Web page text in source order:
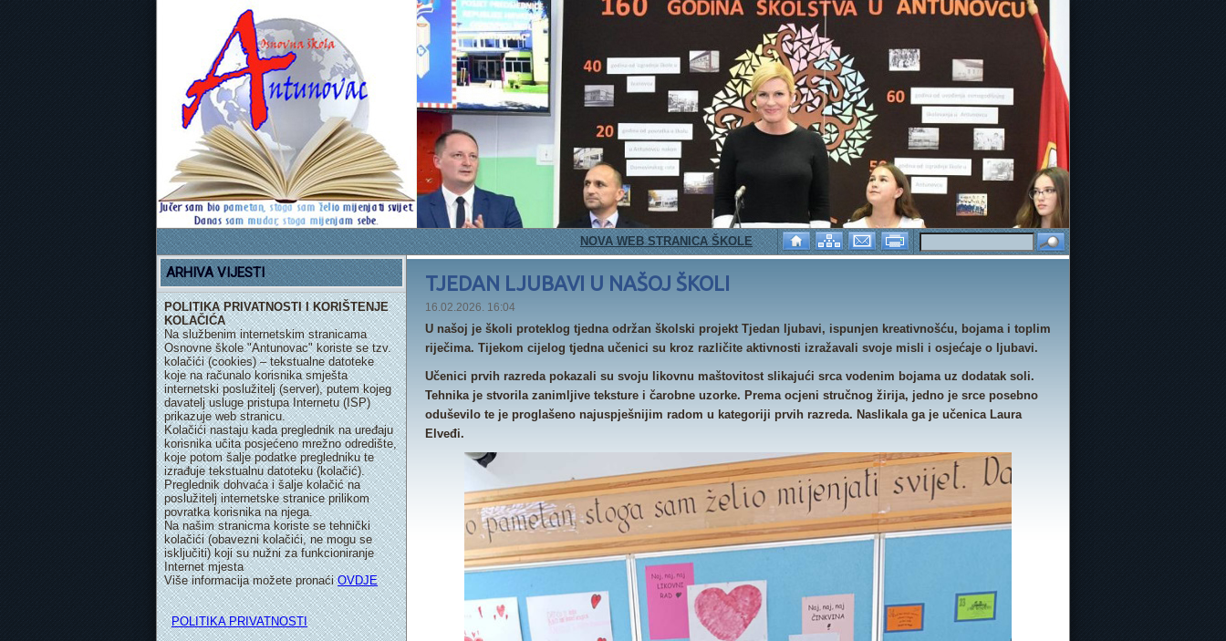
NOVA WEB STRANICA ŠKOLE PETAŠI I IGRA ŠKOLICE E-TWINNING PROJEKTI
ARHIVA VIJESTI
POLITIKA PRIVATNOSTI I KORIŠTENJE
KOLAČIĆA
Na službenim internetskim stranicama
Osnovne škole "Antunovac" koriste se tzv.
kolačići (cookies) – tekstualne datoteke
koje na računalo korisnika smješta
internetski poslužitelj (server), putem kojeg
davatelj usluge pristupa Internetu (ISP)
prikazuje web stranicu.
Kolačići nastaju kada preglednik na uređaju
korisnika učita posjećeno mrežno odredište,
koje potom šalje podatke pregledniku te
izrađuje tekstualnu datoteku (kolačić).
Preglednik dohvaća i šalje kolačić na
poslužitelj internetske stranice prilikom
povratka korisnika na njega.
Na našim stranicma koriste se tehnički
kolačići (obavezni kolačići, ne mogu se
isključiti) koji su nužni za funkcioniranje
Internet mjesta
Više informacija možete pronaćiOVDJE
POLITIKA PRIVATNOSTI
TJEDAN LJUBAVI U NAŠOJ ŠKOLI
16.02.2026. 16:04
U našoj je školi proteklog tjedna održan školski projekt Tjedan ljubavi, ispunjen kreativnošću, bojama i toplim
riječima. Tijekom cijelog tjedna učenici su kroz različite aktivnosti izražavali svoje misli i osjećaje o ljubavi.
Učenici prvih razreda pokazali su svoju likovnu maštovitost slikajući srca vodenim bojama uz dodatak soli.
Tehnika je stvorila zanimljive teksture i čarobne uzorke. Prema ocjeni stručnog žirija, jedno je srce posebno
oduševilo te je proglašeno najuspješnijim radom u kategoriji prvih razreda. Naslikala ga je učenica Laura
Elveđi.